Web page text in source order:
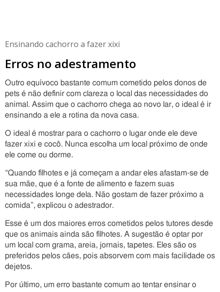
Ensinando cachorro a fazer xixi
Erros no adestramento
Outro equívoco bastante comum cometido pelos donos de
pets é não definir com clareza o local das necessidades do
animal. Assim que o cachorro chega ao novo lar, o ideal é ir
ensinando a ele a rotina da nova casa.
O ideal é mostrar para o cachorro o lugar onde ele deve
fazer xixi e cocô. Nunca escolha um local próximo de onde
ele come ou dorme.
“Quando filhotes e já começam a andar eles afastam-se de
sua mãe, que é a fonte de alimento e fazem suas
necessidades longe dela. Não gostam de fazer próximo a
comida”, explicou o adestrador.
Esse é um dos maiores erros cometidos pelos tutores desde
que os animais ainda são filhotes. A sugestão é optar por
um local com grama, areia, jornais, tapetes. Eles são os
preferidos pelos cães, pois absorvem com mais facilidade os
dejetos.
Por último, um erro bastante comum ao tentar ensinar o